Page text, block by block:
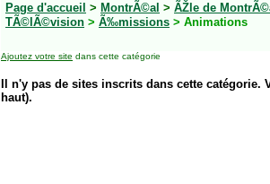
Page d'accueil > MontrÃ©al > ÃŽle de
TÃ©lÃ©vision > Ã‰missions > Animations
Ajoutez votre site dans cette catégorie
Il n'y pas de sites inscrits dans cette
haut).